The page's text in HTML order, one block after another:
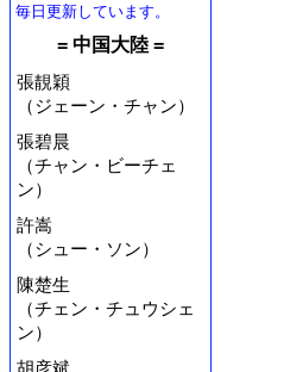
毎日更新しています。
= 中国大陸 =
張靚穎
（ジェーン・チャン）
張碧晨
（チャン・ビーチェ
ン）
許嵩
（シュー・ソン）
陳楚生
（チェン・チュウシェ
ン）
胡彦斌